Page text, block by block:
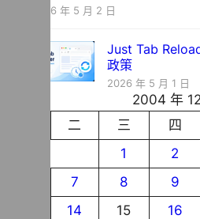
2026 年 5 月 2 日
Just Tab
政策
2026 年 5 月 1 日
2004 年
二 三 四
1
2
7 8 9
14 15 16